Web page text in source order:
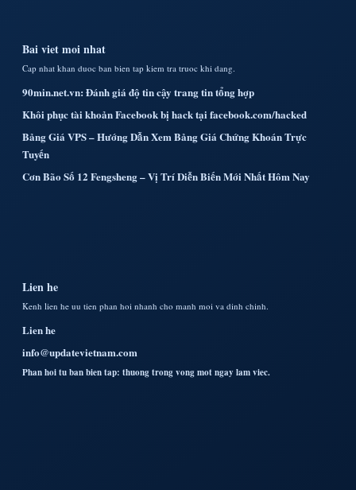
Bai viet moi nhat
Cap nhat khan duoc ban bien tap kiem tra truoc khi dang.
90min.net.vn: Đánh giá độ tin cậy trang tin tổng hợp
Khôi phục tài khoản Facebook bị hack tại facebook.com/hacked
Bảng Giá VPS – Hướng Dẫn Xem Bảng Giá Chứng Khoán Trực
Tuyến
Cơn Bão Số 12 Fengsheng – Vị Trí Diễn Biến Mới Nhất Hôm Nay
Lien he
Kenh lien he uu tien phan hoi nhanh cho manh moi va dinh chinh.
Lien he
info@updatevietnam.com
Phan hoi tu ban bien tap: thuong trong vong mot ngay lam viec.